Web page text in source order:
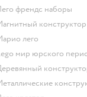
Лего френдс наборы
Магнитный конструктор
Марио лего
Lego мир юрского
Деревянный
Металлические